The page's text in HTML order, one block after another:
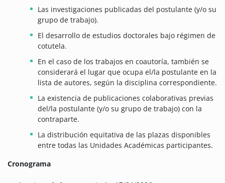
Las investigaciones publicadas del postulante (y/o su
grupo de trabajo).
El desarrollo de estudios doctorales bajo régimen de
cotutela.
En el caso de los trabajos en coautoría, también se
considerará el lugar que ocupa el/la postulante en la
lista de autores, según la disciplina correspondiente.
La existencia de publicaciones colaborativas previas
del/la postulante (y/o su grupo de trabajo) con la
contraparte.
La distribución equitativa de las plazas disponibles
entre todas las Unidades Académicas participantes.
Cronograma